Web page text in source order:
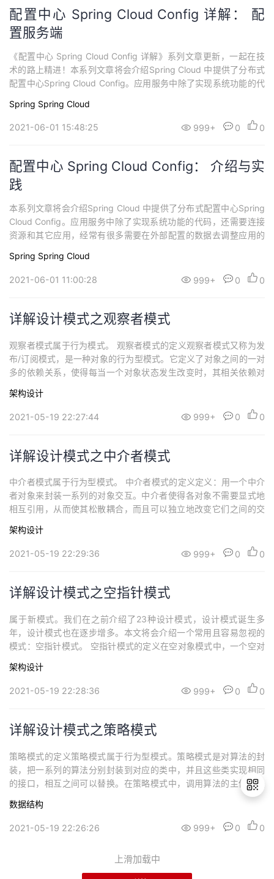
配置中心 Spring Cloud Config 详解： 配
置服务端
《配置中心 Spring Cloud Config 详解》系列文章更新，一起在技
术的路上精进！本系列文章将会介绍Spring Cloud 中提供了分布式
配置中心Spring Cloud Config。应用服务中除了实现系统功能的代
据去调整应用的行为，如切换不同的数据库，设置功能开关等。随
着微服务的不断增加，需要系统具备可伸缩和可扩展性...
Spring Spring Cloud
2021-06-01 15:48:25 999+ 0 0
配置中心 Spring Cloud Config： 介绍与实
践
本系列文章将会介绍Spring Cloud 中提供了分布式配置中心Spring
Cloud Config。应用服务中除了实现系统功能的代码，还需要连接
资源和其它应用，经常有很多需要在外部配置的数据去调整应用的
增加，需要系统具备可伸缩和可扩展性，除此之外就是管理相当多
的服务实例的配置数据。在应用的开发阶段由各个服务自治，但是
Spring Spring Cloud
2021-06-01 11:00:28 999+ 0 0
详解设计模式之观察者模式
观察者模式属于行为模式。 观察者模式的定义观察者模式又称为发
布/订阅模式，是一种对象的行为型模式。它定义了对象之间的一对
多的依赖关系，使得每当一个对象状态发生改变时，其相关依赖对
和数据层的分离，并定义了稳定的更新消息传递机制，类别清晰，
抽象了更新接口，使得相同的数据层可以有各种不同的表示层。使
架构设计
2021-05-19 22:27:44 999+ 0 0
详解设计模式之中介者模式
中介者模式属于行为型模式。 中介者模式的定义定义：用一个中介
者对象来封装一系列的对象交互。中介者使得各对象不需要显式地
相互引用，从而使其松散耦合，而且可以独立地改变它们之间的交
通信。一般，如果系统有很多子模块需要直接沟通，都要创建一个
中央控制点让其各模块通过中央控制点进行交互。中介者模式可以
架构设计
2021-05-19 22:29:36 999+ 0 0
详解设计模式之空指针模式
属于新模式。我们在之前介绍了23种设计模式，设计模式诞生多
年，设计模式也在逐步增多。本文将会介绍一个常用且容易忽视的
模式：空指针模式。 空指针模式的定义在空对象模式中，一个空对
映一个不做任何动作的关系。这样的NULL对象也可以在数据不可用
的时候提供默认的行为。在空对象模式中，我们创建一个指定各种
架构设计
2021-05-19 22:28:36 999+ 0 0
详解设计模式之策略模式
策略模式的定义策略模式属于行为型模式。策略模式是对算法的封
装，把一系列的算法分别封装到对应的类中，并且这些类实现相同
的接口，相互之间可以替换。在策略模式中，调用算法的主体则是
封装到了封装类Context中，抽象策略Strategy一般是一个接口，目
的只是为了定义规范，里面一般不包含逻辑。其实，这只是通用实
现，而在实际编程中，因为各个具体策略实现类之间难免存在一些
数据结构
2021-05-19 22:26:26 999+ 0 0
上滑加载中